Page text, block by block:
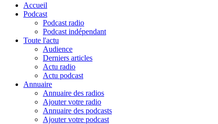
Accueil
Podcast
Podcast radio
Podcast indépendant
Toute l'actu
Audience
Derniers articles
Actu radio
Actu podcast
Annuaire
Annuaire des radios
Ajouter votre radio
Annuaire des podcasts
Ajouter votre podcast